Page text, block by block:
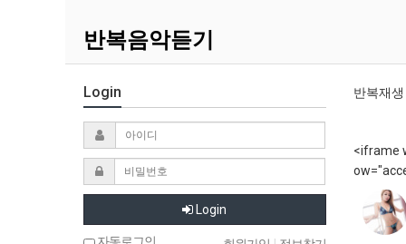
반복음악듣기
반복재
<iframe
Login
Login